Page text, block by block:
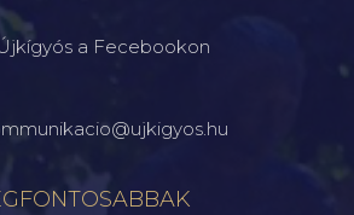
a Fecebookon